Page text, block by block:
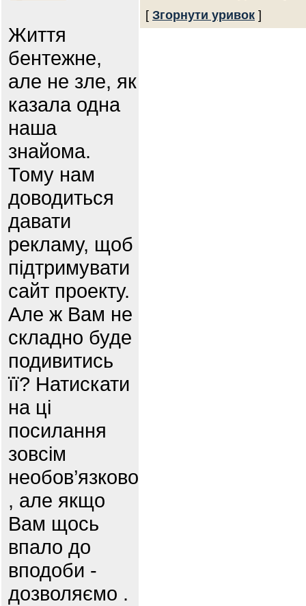
Життя
бентежне,
але не зле, як
казала одна
наша
знайома.
Тому нам
доводиться
давати
рекламу, щоб
підтримувати
сайт проекту.
Але ж Вам не
складно буде
подивитись
її? Натискати
на ці
посилання
зовсім
необов’язково
, але якщо
Вам щось
впало до
вподоби -
дозволяємо .
[ Згорнути уривок ]